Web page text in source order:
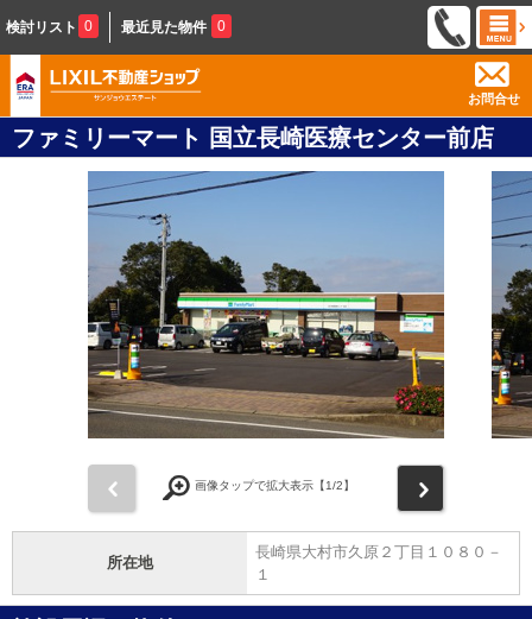
検討リスト 0 最近見た物件 0
お問合せ
ファミリーマート 国立長崎医療センター前店
画像タップで拡大表示【1/2】
所在地
長崎県大村市久原２丁目１０８０－
１